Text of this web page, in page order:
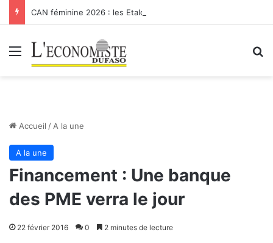
Menu
Accueil / A la une
A la une
Financement : Une banque
des PME verra le jour
22 février 2016 0 2 minutes de lecture